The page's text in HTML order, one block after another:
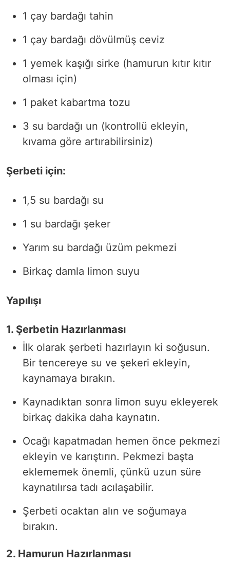
1 çay bardağı tahin
1 çay bardağı dövülmüş ceviz
1 yemek kaşığı sirke (hamurun kıtır kıtır
olması için)
1 paket kabartma tozu
3 su bardağı un (kontrollü ekleyin,
kıvama göre artırabilirsiniz)
Şerbeti için:
1,5 su bardağı su
1 su bardağı şeker
Yarım su bardağı üzüm pekmezi
Birkaç damla limon suyu
Yapılışı
1. Şerbetin Hazırlanması
İlk olarak şerbeti hazırlayın ki soğusun.
Bir tencereye su ve şekeri ekleyin,
kaynamaya bırakın.
Kaynadıktan sonra limon suyu ekleyerek
birkaç dakika daha kaynatın.
Ocağı kapatmadan hemen önce pekmezi
ekleyin ve karıştırın. Pekmezi başta
eklememek önemli, çünkü uzun süre
kaynatılırsa tadı acılaşabilir.
Şerbeti ocaktan alın ve soğumaya
bırakın.
2. Hamurun Hazırlanması